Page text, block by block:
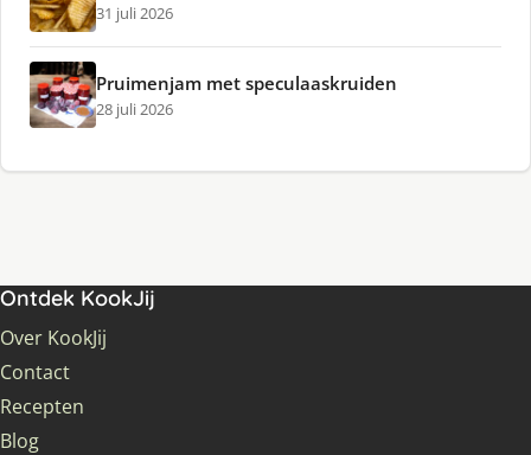
31 juli 2026
Pruimenjam met speculaaskruiden
28 juli 2026
Ontdek KookJij
Over KookJij
Contact
Recepten
Blog